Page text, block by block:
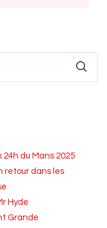
du Mans 2025
retour dans les
Hyde
Grande